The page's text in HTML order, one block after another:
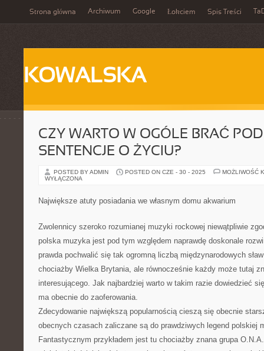
Strona główna Archiwum Google Łokciem Spis Treści
KOWALSKA
CZY WARTO W OGÓLE BRAĆ
SENTENCJE O ŻYCIU?
POSTED BY ADMIN POSTED ON CZE - 30 - 2025
MOŻLIWOŚĆ
WYŁĄCZONA
Największe atuty posiadania we własnym domu akwarium
Zwolennicy szeroko rozumianej muzyki rockowej niewątpliwie
polska muzyka jest pod tym względem naprawdę doskonale
prawda pochwalić się tak ogromną liczbą międzynarodowych
chociażby Wielka Brytania, ale równocześnie każdy może tutaj
interesującego. Jak najbardziej warto w takim razie dowiedzieć
ma obecnie do zaoferowania.
Zdecydowanie największą popularnością cieszą się obecnie
obecnych czasach zaliczane są do prawdziwych legend polskiej
Fantastycznym przykładem jest tu chociażby znana grupa